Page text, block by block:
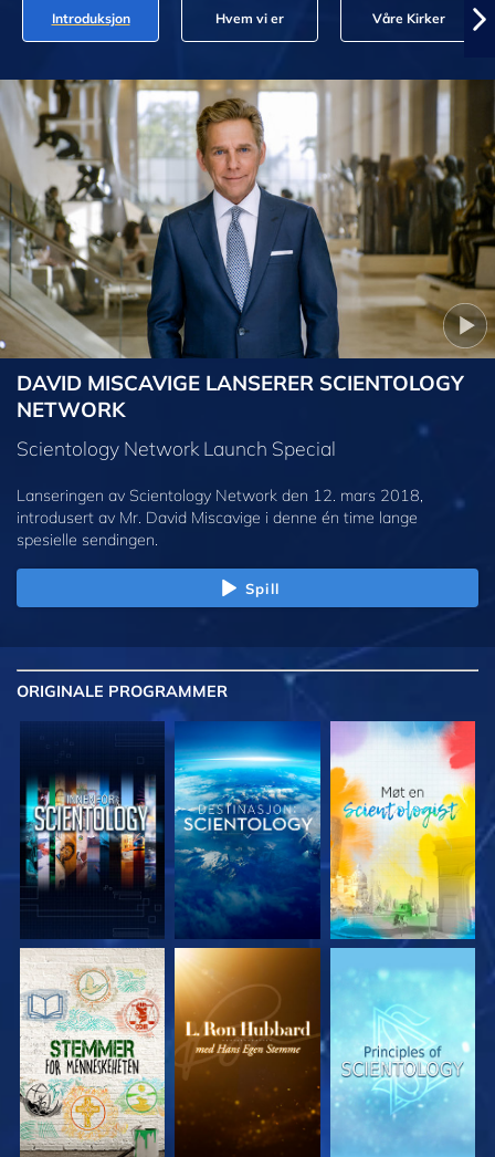
Introduksjon Hvem vi er Våre Kirker
DAVID MISCAVIGE LANSERER SCIENTOLOGY
NETWORK
Scientology Network Launch Special
Lanseringen av Scientology Network den 12. mars 2018,
introdusert av Mr. David Miscavige i denne én time lange
spesielle sendingen.
Spill
ORIGINALE PROGRAMMER
UTFORSK SERIEN UTFORSK SERIEN UTFORSK SERIEN